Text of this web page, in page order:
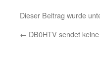
Dieser Beitrag wurde
← DB0HTV sendet